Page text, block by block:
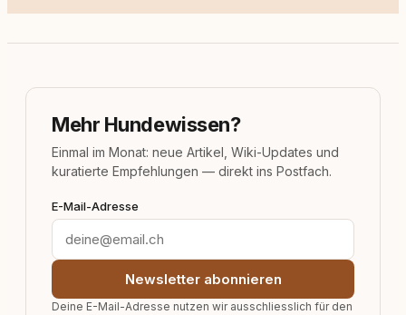
Mehr Hundewissen?
Einmal im Monat: neue Artikel, Wiki-Updates und
kuratierte Empfehlungen — direkt ins Postfach.
E-Mail-Adresse
Newsletter abonnieren
Deine E-Mail-Adresse nutzen wir ausschliesslich für den